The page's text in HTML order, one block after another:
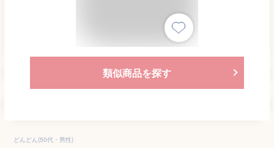
類似商品を探す
どんどん(50代・男性)